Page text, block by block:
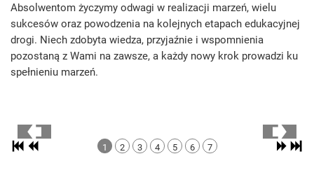
Absolwentom życzymy odwagi w realizacji marzeń, wielu
sukcesów oraz powodzenia na kolejnych etapach edukacyjnej
drogi. Niech zdobyta wiedza, przyjaźnie i wspomnienia
pozostaną z Wami na zawsze, a każdy nowy krok prowadzi ku
spełnieniu marzeń.
1 2 3 4 5 6 7